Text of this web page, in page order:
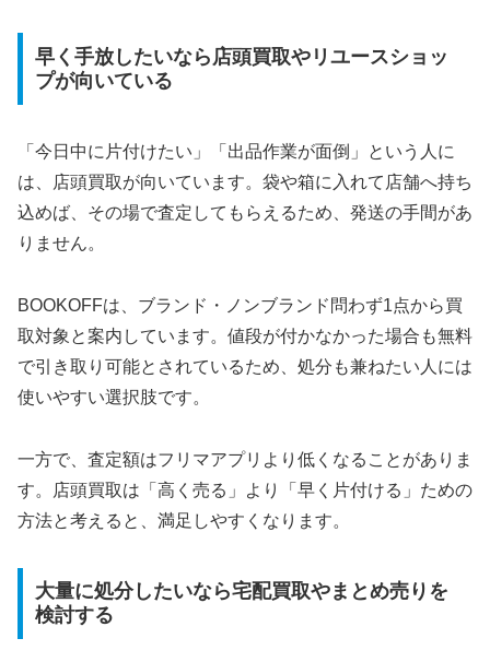
早く手放したいなら店頭買取やリユースショッ
プが向いている
「今日中に片付けたい」「出品作業が面倒」という人に
は、店頭買取が向いています。袋や箱に入れて店舗へ持ち
込めば、その場で査定してもらえるため、発送の手間があ
りません。
BOOKOFFは、ブランド・ノンブランド問わず1点から買
取対象と案内しています。値段が付かなかった場合も無料
で引き取り可能とされているため、処分も兼ねたい人には
使いやすい選択肢です。
一方で、査定額はフリマアプリより低くなることがありま
す。店頭買取は「高く売る」より「早く片付ける」ための
方法と考えると、満足しやすくなります。
大量に処分したいなら宅配買取やまとめ売りを
検討する